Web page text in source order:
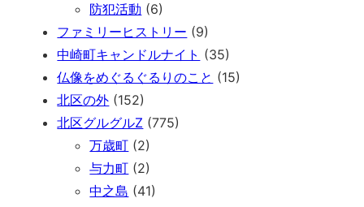
防犯活動 (6)
ファミリーヒストリー (9)
中崎町キャンドルナイト (35)
仏像をめぐるぐるりのこと (15)
北区の外 (152)
北区グルグルZ (775)
万歳町 (2)
与力町 (2)
中之島 (41)